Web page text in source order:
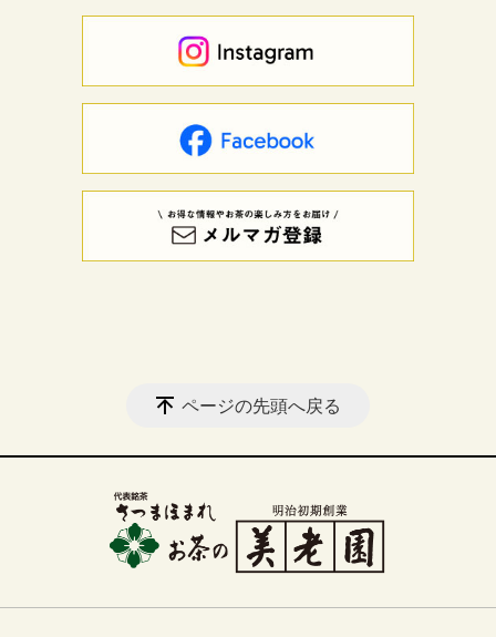
ページの先頭へ戻る